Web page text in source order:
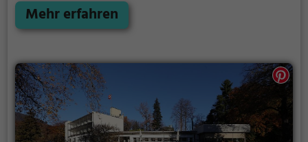
Associazione del Museo di Blenio und des Centro di
dialettologia e di etnografia CDE. Untergebracht ist
Landvögte, das auch als «Palazzo del Pretorio»
bekannt ist. 1979 wurde es eröffnet.
Mehr erfahren